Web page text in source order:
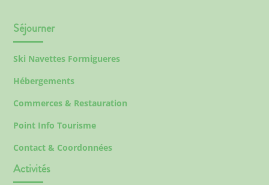
Séjourner
Ski Navettes Formigueres
Hébergements
Commerces & Restauration
Point Info Tourisme
Contact & Coordonnées
Activités